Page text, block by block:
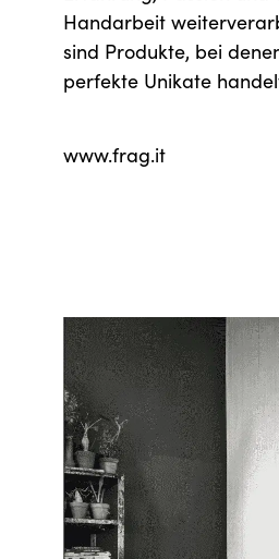
Handarbeit
sind Produkte, bei
perfekte Unikate
www.frag.it